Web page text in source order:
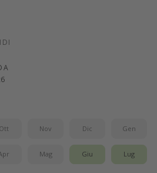
Ott Nov Dic Gen
Mag Giu Lug